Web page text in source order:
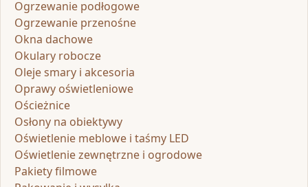
Ogrzewanie podłogowe
Ogrzewanie przenośne
Okna dachowe
Okulary robocze
Oleje smary i akcesoria
Oprawy oświetleniowe
Ościeżnice
Osłony na obiektywy
Oświetlenie meblowe i taśmy LED
Oświetlenie zewnętrzne i ogrodowe
Pakiety filmowe